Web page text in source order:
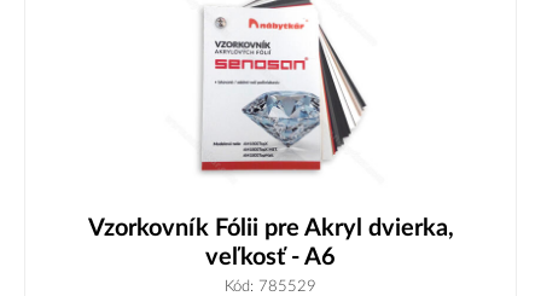
Vzorkovník Fólii pre Akryl dvierka,
veľkosť - A6
Kód: 785529